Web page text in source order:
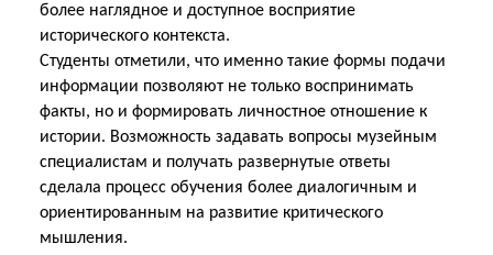
более наглядное и доступное восприятие
исторического контекста.
Студенты отметили, что именно такие формы подачи
информации позволяют не только воспринимать
факты, но и формировать личностное отношение к
истории. Возможность задавать вопросы музейным
специалистам и получать развернутые ответы
сделала процесс обучения более диалогичным и
ориентированным на развитие критического
мышления.